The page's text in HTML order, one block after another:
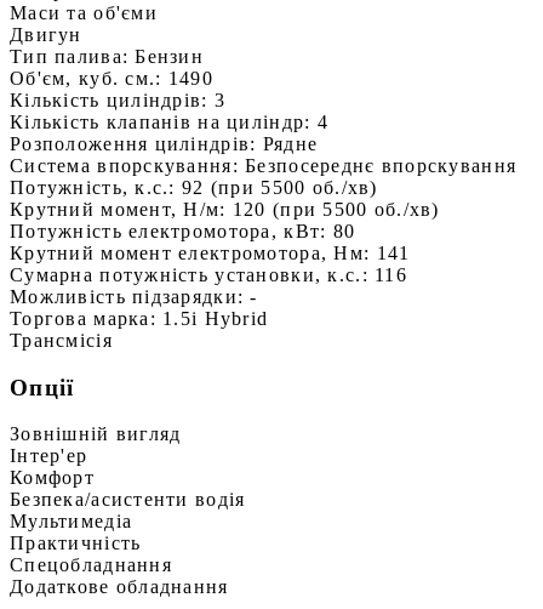
Маси та об'єми
Двигун
Тип палива:Бензин
Об'єм, куб. см.: 1490
Кількість циліндрів: 3
Кількість клапанів на циліндр: 4
Розположення циліндрів: Рядне
Система впорскування:Безпосереднє впорскування
Потужність, к.с.:92 (при 5500 об./хв)
Крутний момент, Н/м: 120 (при 5500 об./хв)
Потужність електромотора, кВт: 80
Крутний момент електромотора, Нм: 141
Сумарна потужність установки, к.с.: 116
Можливість підзарядки:-
Торгова марка: 1.5i Hybrid
Трансмісія
Опції
Зовнішній вигляд
Інтер'ер
Комфорт
Безпека/асистенти водія
Мультимедіа
Практичність
Спецобладнання
Додаткове обладнання